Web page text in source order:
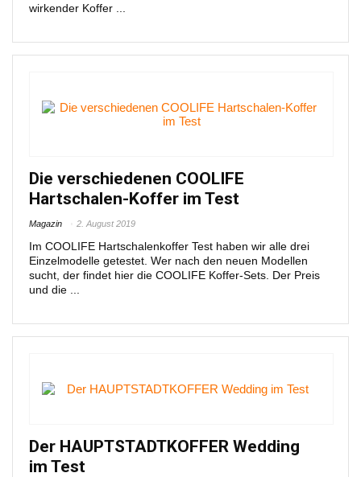
wirkender Koffer ...
Die verschiedenen COOLIFE
Hartschalen-Koffer im Test
Magazin 2. August 2019
Im COOLIFE Hartschalenkoffer Test haben wir alle drei
Einzelmodelle getestet. Wer nach den neuen Modellen
sucht, der findet hier die COOLIFE Koffer-Sets. Der Preis
und die ...
Der HAUPTSTADTKOFFER Wedding
im Test